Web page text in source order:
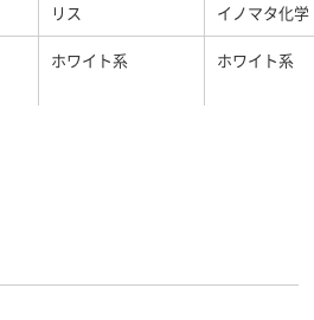
リス イノマタ化学
ホワイト系 ホワイト系